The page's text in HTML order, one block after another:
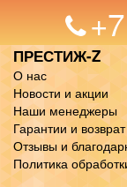
ПРЕСТИЖ-Z
О нас
Новости и акции
Наши менеджеры
Гарантии и возврат
Отзывы и
Политика